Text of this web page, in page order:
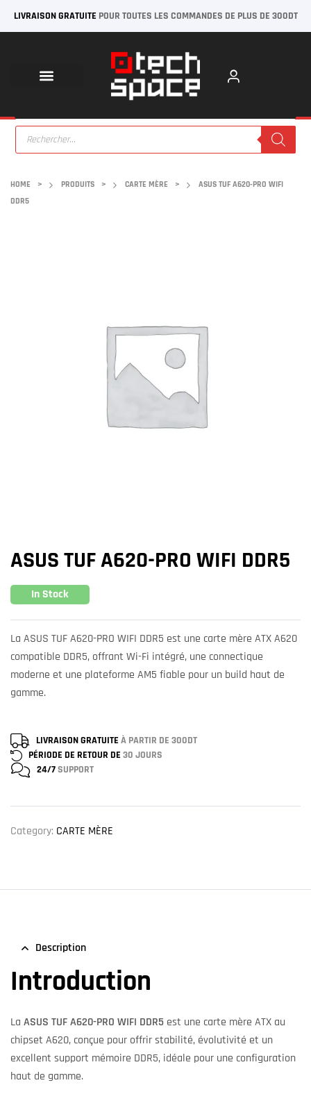
LIVRAISON GRATUITE POUR TOUTES LES COMMANDES DE PLUS DE 300DT
HOME > PRODUITS > CARTE MÈRE >
ASUS TUF A620-PRO WIFI
DDR5
ASUS TUF A620-PRO WIFI DDR5
In Stock
La ASUS TUF A620-PRO WIFI DDR5 est une carte mère ATX A620
compatible DDR5, offrant Wi-Fi intégré, une connectique
moderne et une plateforme AM5 fiable pour un build haut de
gamme.
LIVRAISON GRATUITE À PARTIR DE 300DT
PÉRIODE DE RETOUR DE 30 JOURS
24/7SUPPORT
Category: CARTE MÈRE
Description
Introduction
La ASUS TUF A620-PRO WIFI DDR5 est une carte mère ATX au
chipset A620, conçue pour offrir stabilité, évolutivité et un
excellent support mémoire DDR5, idéale pour une configuration
haut de gamme.